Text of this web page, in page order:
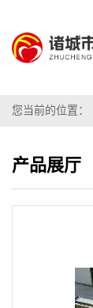
您当前的位置：
产品展厅